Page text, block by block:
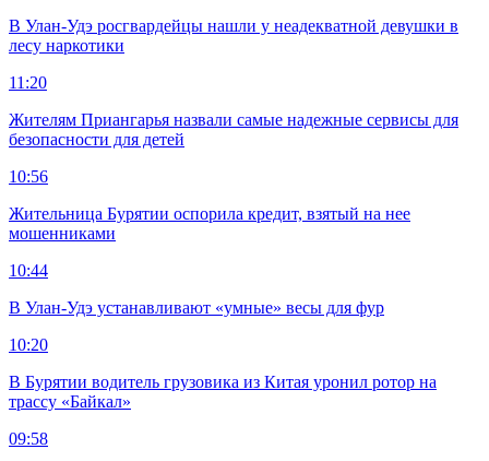
В Улан-Удэ росгвардейцы нашли у неадекватной девушки в
лесу наркотики
11:20
Жителям Приангарья назвали самые надежные сервисы для
безопасности для детей
10:56
Жительница Бурятии оспорила кредит, взятый на нее
мошенниками
10:44
В Улан-Удэ устанавливают «умные» весы для фур
10:20
В Бурятии водитель грузовика из Китая уронил ротор на
трассу «Байкал»
09:58